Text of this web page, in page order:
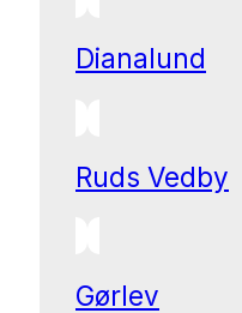
Dianalund
Ruds Vedby
Gørlev